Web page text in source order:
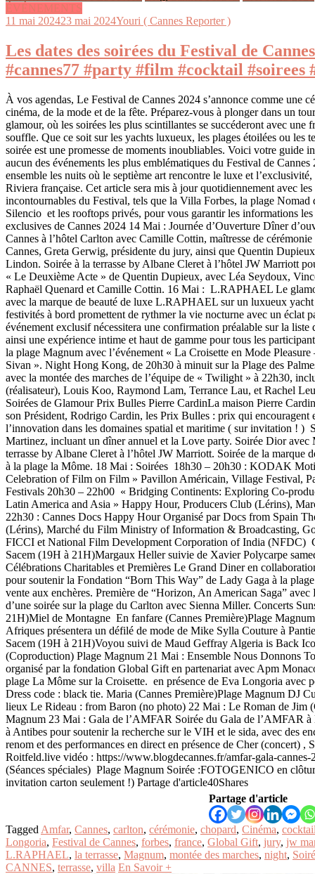
ÉVÉNEMENTS
11 mai 202423 mai 2024Youri ( Cannes Reporter )
Les dates des soirées du Festival de
#cannes77 #party #film #cocktail #soirees
À vos agendas, Le Festival de Cannes 2024 s’annonce comme une
cinéma, de la mode et de la fête. Préparez-vous à plonger dans un
glamour, où les soirées les plus scintillantes se succéderont avec une
souffle. Que ce soit sur les yachts luxueux, les plages étoilées ou les
soirée est une promesse de moments inoubliables. Voici votre guide
aucun des événements les plus emblématiques du Festival de
ensemble les nuits où le septième art rencontre le luxe et
Riviera française. Cet article sera mis à jour quotidiennement avec
incontournables du Festival, tels que la Villa Forbes, la plage Nomad
Silencio et les rooftops privés, pour vous garantir les informations les
exclusives de Cannes 2024 14 Mai : Journée d’Ouverture Dîner
Cannes à l’hôtel Carlton avec Camille Cottin, maîtresse de cérémonie
Cannes, Greta Gerwig, présidente du jury, ainsi que Quentin
Lindon. Soirée à la terrasse by Albane Cleret à l’hôtel JW Marriott
« Le Deuxième Acte » de Quentin Dupieux, avec Léa Seydoux,
Raphaël Quenard et Camille Cottin. 16 Mai : L.RAPHAEL Le
avec la marque de beauté de luxe L.RAPHAEL sur un luxueux yacht
festivités à bord promettent de rythmer la vie nocturne avec un éclat
événement exclusif nécessitera une confirmation préalable sur la liste
ainsi une expérience intime et haut de gamme pour tous les
la plage Magnum avec l’événement « La Croisette en Mode
Sivan ». Night Hong Kong, de 20h30 à minuit sur la Plage des
avec la montée des marches de l’équipe de « Twilight » à 22h30,
(réalisateur), Louis Koo, Raymond Lam, Terrance Lau, et Rachel
Soirées de Glamour Prix Bulles Pierre CardinLa maison Pierre
son Président, Rodrigo Cardin, les Prix Bulles : prix qui encouragent
l’innovation dans les domaines spatial et maritime ( sur invitation ! )
Martinez, incluant un dîner annuel et la Love party. Soirée Dior avec
terrasse by Albane Cleret à l’hôtel JW Marriott. Soirée de la marque
à la plage la Môme. 18 Mai : Soirées 18h30 – 20h30 : KODAK
Celebration of Film on Film » Pavillon Américain, Village Festival,
Festivals 20h30 – 22h00 « Bridging Continents: Exploring Co-
Latin America and Asia » Happy Hour, Producers Club (Lérins),
22h30 : Cannes Docs Happy Hour Organisé par Docs from Spain
(Lérins), Marché du Film Ministry of Information & Broadcasting,
FICCI et National Film Development Corporation of India (NFDC)
Sacem (19H à 21H)Margaux Heller suivie de Xavier Polycarpe
Célébrations Charitables et Premières Le Grand Diner en
pour soutenir la Fondation “Born This Way” de Lady Gaga à la
vente aux enchères. Première de “Horizon, An American Saga”
d’une soirée sur la plage du Carlton avec Sienna Miller. Concerts
21H)Miel de Montagne En fanfare (Cannes Première)Plage
Afriques présentera un défilé de mode de Mike Sylla Couture à
Sacem (19H à 21H)Voyou suivi de Maud Geffray Algeria is Back
(Coproduction) Plage Magnum 21 Mai : Ensemble Nous Donnons
organisé par la fondation Global Gift en partenariat avec Apm
plage La Môme sur la Croisette. en présence de Eva Longoria avec
Dress code : black tie. Maria (Cannes Première)Plage Magnum DJ
lieux Le Rideau : from Baron (no photo) 22 Mai : Le Roman de Jim
Magnum 23 Mai : Gala de l’AMFAR Soirée du Gala de l’AMFAR à
à Antibes pour soutenir la recherche sur le VIH et le sida, avec des
renom et des performances en direct en présence de Cher (concert) ,
Roitfeld.live vidéo : https://www.blogdecannes.fr/amfar-gala-cannes-
(Séances spéciales) Plage Magnum Soirée :FOTOGENICO en
invitation carton seulement !) Partage d'article40Shares
Partage d'article
Tagged Amfar, Cannes, carlton, cérémonie, chopard, Cinéma,
Longoria, Festival de Cannes, forbes, france, Global Gift, jury, jw
L.RAPHAEL, la terrasse, Magnum, montée des marches, night,
CANNES, terrasse, villa En Savoir +